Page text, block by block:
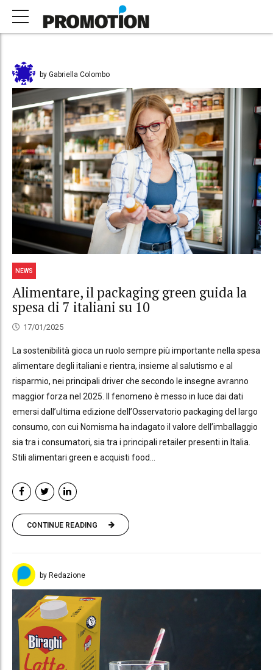
by Gabriella Colombo
NEWS
Alimentare, il packaging green guida la
spesa di 7 italiani su 10
17/01/2025
La sostenibilità gioca un ruolo sempre più importante nella spesa
alimentare degli italiani e rientra, insieme al salutismo e al
risparmio, nei principali driver che secondo le insegne avranno
maggior forza nel 2025. Il fenomeno è messo in luce dai dati
emersi dall’ultima edizione dell’Osservatorio packaging del largo
consumo, con cui Nomisma ha indagato il valore dell’imballaggio
sia tra i consumatori, sia tra i principali retailer presenti in Italia.
Stili alimentari green e acquisti food...
CONTINUE READING
by Redazione